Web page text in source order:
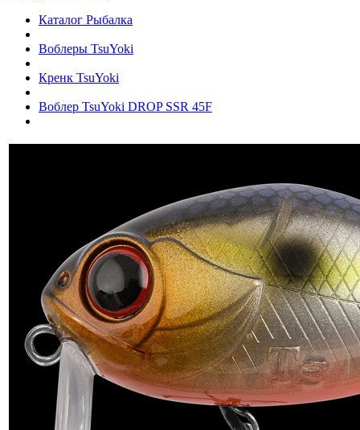
Каталог Рыбалка
Воблеры TsuYoki
Кренк TsuYoki
Воблер TsuYoki DROP SSR 45F